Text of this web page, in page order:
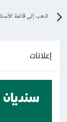
اذهب إلى قائمة
إعلانات